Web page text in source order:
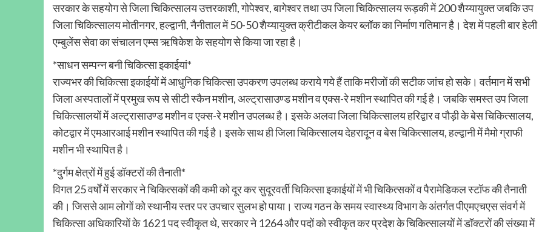
सरकार के सहयोग से जिला चिकित्सालय उत्तरकाशी, गोपेश्वर, बागेश्वर तथा उप जिला चिकित्सालय रूड़की में 200 शैय्यायुक्त जबकि उप
जिला चिकित्सालय मोतीनगर, हल्द्वानी, नैनीताल में 50-50 शैय्यायुक्त क्रीटीकल केयर ब्लॉक का निर्माण गतिमान है। देश में पहली बार हेली
एम्बुलेंस सेवा का संचालन एम्स ऋषिकेश के सहयोग से किया जा रहा है।
*साधन सम्पन्न बनी चिकित्सा इकाईयां*
राज्यभर की चिकित्सा इकाईयों में आधुनिक चिकित्सा उपकरण उपलब्ध कराये गये हैं ताकि मरीजों की सटीक जांच हो सके। वर्तमान में सभी
जिला अस्पतालों में प्रमुख रूप से सीटी स्कैन मशीन, अल्ट्रासाउण्ड मशीन व एक्स-रे मशीन स्थापित की गई है। जबकि समस्त उप जिला
चिकित्सालयों में अल्ट्रासाउण्ड मशीन व एक्स-रे मशीन उपलब्ध है। इसके अलवा जिला चिकित्सालय हरिद्वार व पौड़ी के बेस चिकित्सालय,
कोटद्वार में एमआरआई मशीन स्थापित की गई है। इसके साथ ही जिला चिकित्सालय देहरादून व बेस चिकित्सालय, हल्द्वानी में मैमो ग्राफी
मशीन भी स्थापित है।
*दुर्गम क्षेत्रों में हुई डॉक्टरों की तैनाती*
विगत 25 वर्षों में सरकार ने चिकित्सकों की कमी को दूर कर सुदूरवर्ती चिकित्सा इकाईयों में भी चिकित्सकों व पैरामेडिकल स्टॉफ की तैनाती
की। जिससे आम लोगों को स्थानीय स्तर पर उपचार सुलभ हो पाया। राज्य गठन के समय स्वास्थ्य विभाग के अंतर्गत पीएमएचएस संवर्ग में
चिकित्सा अधिकारियों के 1621 पद स्वीकृत थे, सरकार ने 1264 और पदों को स्वीकृत कर प्रदेश के चिकित्सालयों में डॉक्टरों की संख्या में